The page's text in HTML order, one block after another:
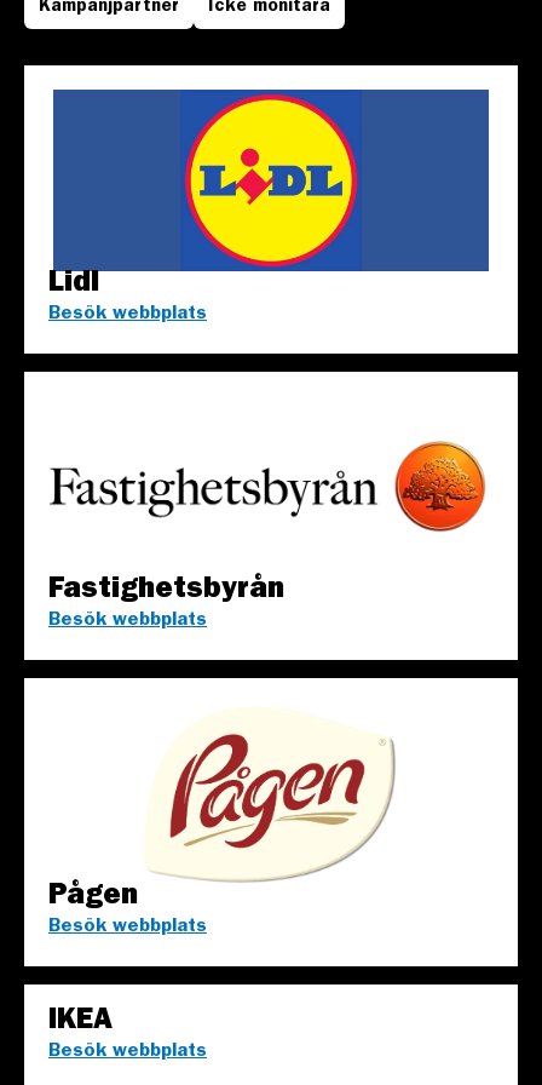
Kampanjpartner Icke monitära
Lidl
Besök webbplats
Fastighetsbyrån
Besök webbplats
Pågen
Besök webbplats
IKEA
Besök webbplats